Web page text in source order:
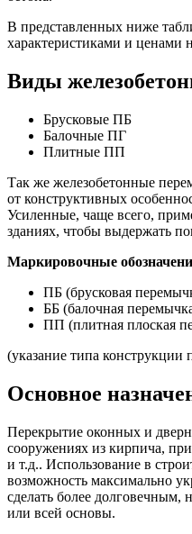
В представленных ниже
характеристиками и ценами
Виды
Брусковые ПБ
Балочные ПГ
Плитные ПП
Так же железобетонные
от конструктивных
Усиленные, чаще всего,
зданиях, чтобы выдержать
Маркировочные
ПБ (брусковая
ББ (балочная
ПП (плитная плоская
(указание типа конструкции
Основное
Перекрытие оконных и
сооружениях из кирпича,
и т.д.. Использование в
возможность максимально
сделать более долговечным,
или всей основы.